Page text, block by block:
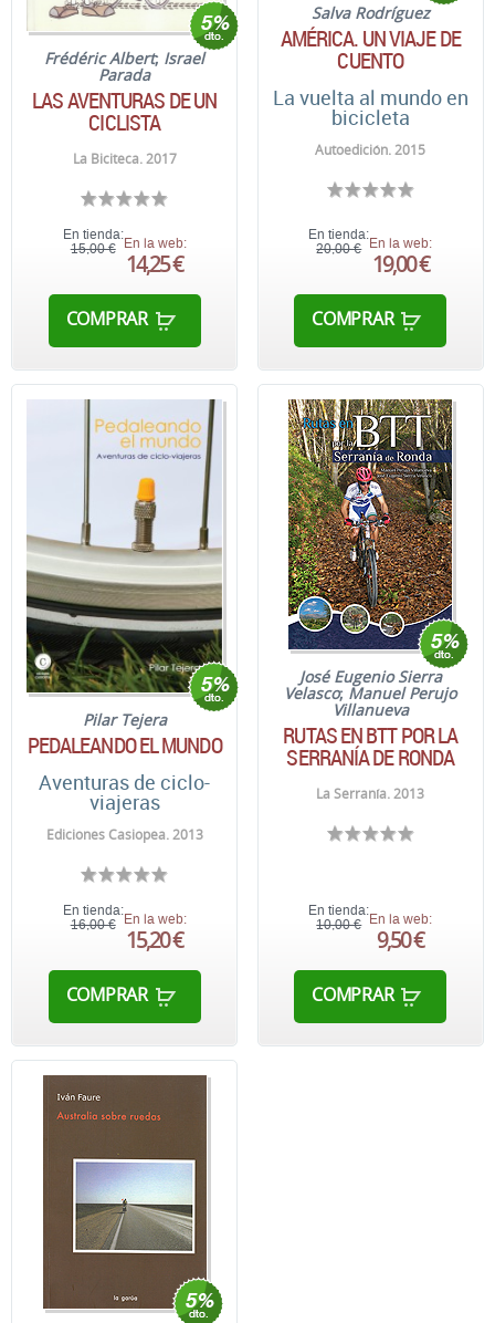
Frédéric Albert; Israel
Parada
LAS AVENTURAS DE UN
CICLISTA
La Biciteca. 2017
En tienda:
15,00 € En la web:
14,25 €
COMPRAR
Salva Rodríguez
AMÉRICA. UN VIAJE DE
CUENTO
La vuelta al mundo en
bicicleta
Autoedición. 2015
En tienda:
20,00 € En la web:
19,00 €
COMPRAR
Pilar Tejera
PEDALEANDO EL MUNDO
Aventuras de ciclo-
viajeras
Ediciones Casiopea. 2013
En tienda:
16,00 € En la web:
15,20 €
COMPRAR
José Eugenio Sierra
Velasco; Manuel Perujo
Villanueva
RUTAS EN BTT POR LA
SERRANÍA DE RONDA
La Serranía. 2013
En tienda:
10,00 € En la web:
9,50 €
COMPRAR